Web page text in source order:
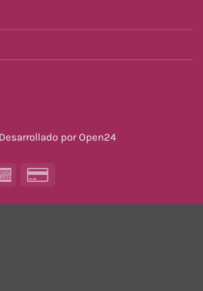
Desarrollado porOpen24
American